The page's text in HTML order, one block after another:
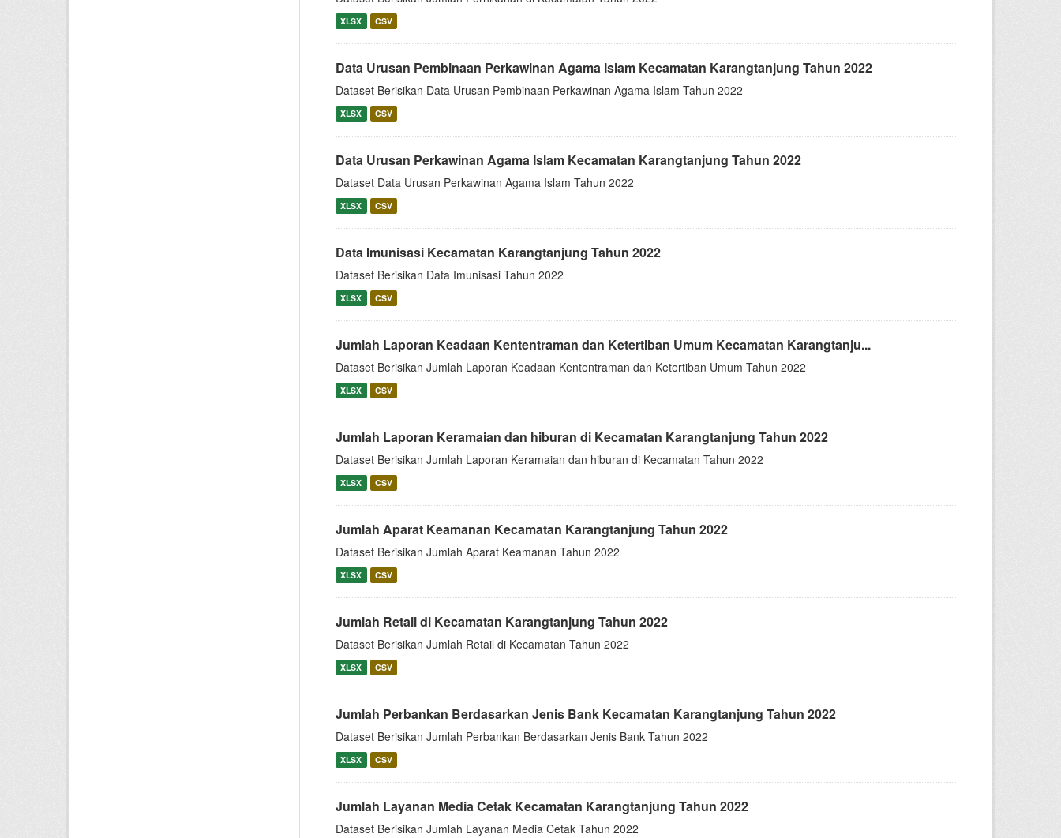
XLSX CSV
Data Urusan Pembinaan Perkawinan Agama Islam Kecamatan Karangtanjung Tahun 2022
Dataset Berisikan Data Urusan Pembinaan Perkawinan Agama Islam Tahun 2022
XLSX CSV
Data Urusan Perkawinan Agama Islam Kecamatan Karangtanjung Tahun 2022
Dataset Data Urusan Perkawinan Agama Islam Tahun 2022
XLSX CSV
Data Imunisasi Kecamatan Karangtanjung Tahun 2022
Dataset Berisikan Data Imunisasi Tahun 2022
XLSX CSV
Jumlah Laporan Keadaan Kententraman dan Ketertiban Umum Kecamatan Karangtanju...
Dataset Berisikan Jumlah Laporan Keadaan Kententraman dan Ketertiban Umum Tahun 2022
XLSX CSV
Jumlah Laporan Keramaian dan hiburan di Kecamatan Karangtanjung Tahun 2022
Dataset Berisikan Jumlah Laporan Keramaian dan hiburan di Kecamatan Tahun 2022
XLSX CSV
Jumlah Aparat Keamanan Kecamatan Karangtanjung Tahun 2022
Dataset Berisikan Jumlah Aparat Keamanan Tahun 2022
XLSX CSV
Jumlah Retail di Kecamatan Karangtanjung Tahun 2022
Dataset Berisikan Jumlah Retail di Kecamatan Tahun 2022
XLSX CSV
Jumlah Perbankan Berdasarkan Jenis Bank Kecamatan Karangtanjung Tahun 2022
Dataset Berisikan Jumlah Perbankan Berdasarkan Jenis Bank Tahun 2022
XLSX CSV
Jumlah Layanan Media Cetak Kecamatan Karangtanjung Tahun 2022
Dataset Berisikan Jumlah Layanan Media Cetak Tahun 2022